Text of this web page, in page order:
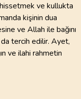
hissetmek ve kullukta
kişinin dua
ve Allah ile bağını
da tercih edilir. Ayet,
ve ilahi rahmetin